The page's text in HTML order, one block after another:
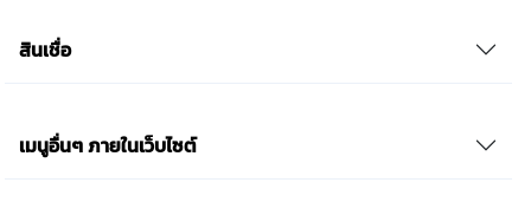
สินเชื่อ
เมนูอื่นๆ ภายในเว็บไซต์